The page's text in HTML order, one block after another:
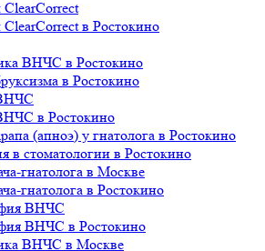
в Ростокино
ВНЧС в Ростокино
в Ростокино
в Ростокино
(апноэ) у гнатолога в Ростокино
в стоматологии в Ростокино
гнатолога в Москве
гнатолога в Ростокино
ВНЧС
ВНЧС в Ростокино
ВНЧС в Москве